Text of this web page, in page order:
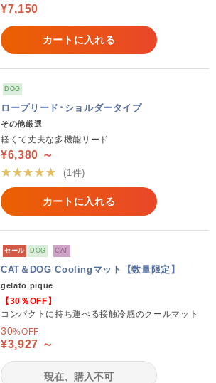
¥7,150
カートに入れる
DOG
ロープリード･ショルダータイプ
その他厳選
軽くて丈夫な多機能リード
¥6,380 ～
★★★★★
(1件)
カートに入れる
セール DOG CAT
CAT＆DOG Coolingマット【数量限定】
gelato pique
【30％OFF】
コンパクトに持ち運べる接触冷感のクールマット
30%OFF
¥3,927 ～
現在、購入不可